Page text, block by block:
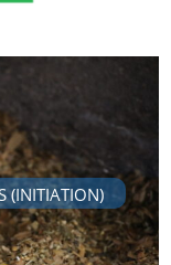
(INITIATION)